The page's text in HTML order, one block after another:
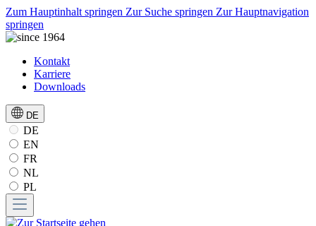
Zum Hauptinhalt springen Zur Suche springen Zur Hauptnavigation
springen
Kontakt
Karriere
Downloads
DE
DE
EN
FR
NL
PL